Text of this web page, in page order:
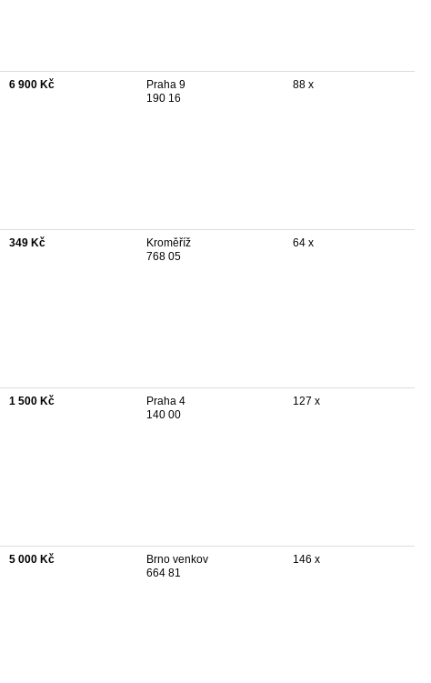
6 900 Kč
Praha 9
190 16
88 x
349 Kč
Kroměříž
768 05
64 x
1 500 Kč
Praha 4
140 00
127 x
5 000 Kč
Brno venkov
664 81
146 x